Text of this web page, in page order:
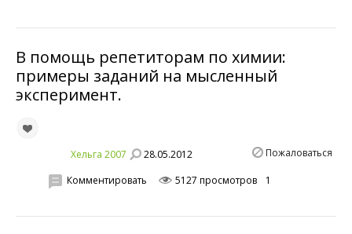
В помощь репетиторам по химии:
примеры заданий на мысленный
эксперимент.
Хельга 2007 28.05.2012 Пожаловаться
Комментировать 5127 просмотров 1